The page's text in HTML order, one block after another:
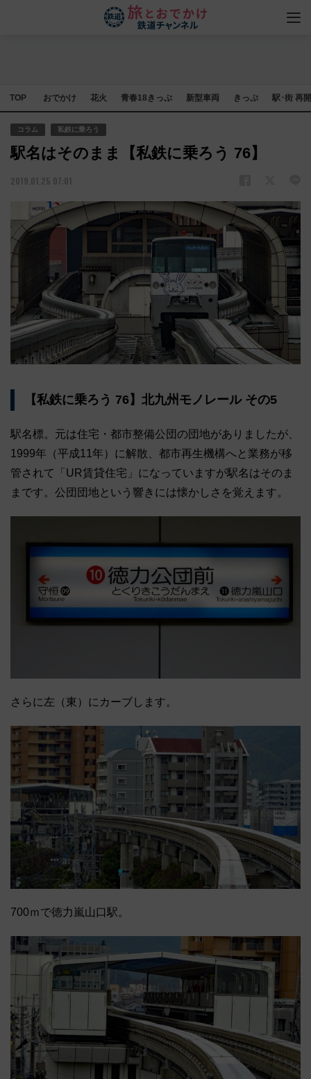
TOP おでかけ 花火 青春18きっぷ 新型車両 きっぷ 駅･街 再
コラム 私鉄に乗ろう
駅名はそのまま【私鉄に乗ろう 76】
2019.01.25 07:01
【私鉄に乗ろう 76】北九州モノレール その5
駅名標。元は住宅・都市整備公団の団地がありましたが、
1999年（平成11年）に解散、都市再生機構へと業務が移
管されて「UR賃貸住宅」になっていますが駅名はそのま
まです。公団団地という響きには懐かしさを覚えます。
さらに左（東）にカーブします。
700ｍで徳力嵐山口駅。